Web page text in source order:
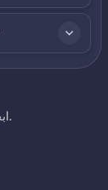
ابحث وراقب وعالج بيانات الاعتماد المخترقة في ثوانٍ.